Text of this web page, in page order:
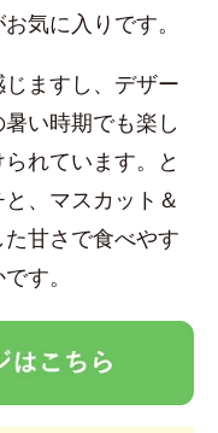
気に入りです。
ますし、デザー
い時期でも楽し
れています。と
、マスカット＆
甘さで食べやす
す。